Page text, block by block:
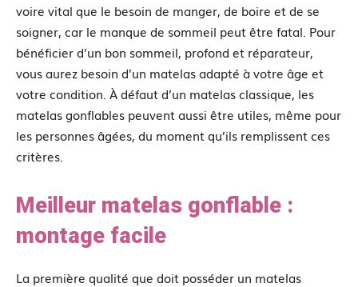
voire vital que le besoin de manger, de boire et de se
soigner, car le manque de sommeil peut être fatal. Pour
bénéficier d’un bon sommeil, profond et réparateur,
vous aurez besoin d’un matelas adapté à votre âge et
votre condition. À défaut d’un matelas classique, les
matelas gonflables peuvent aussi être utiles, même pour
les personnes âgées, du moment qu’ils remplissent ces
critères.
Meilleur matelas gonflable :
montage facile
La première qualité que doit posséder un matelas